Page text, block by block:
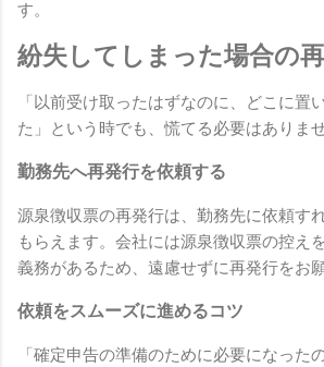
す。
紛失してしまった場合の
「以前受け取ったはずなのに、どこに置
た」という時でも、慌てる必要はありませ
勤務先へ再発行を依頼する
源泉徴収票の再発行は、勤務先に依頼す
もらえます。会社には源泉徴収票の控え
義務があるため、遠慮せずに再発行をお
依頼をスムーズに進めるコツ
「確定申告の準備のために必要になった